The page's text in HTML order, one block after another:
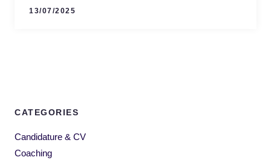
13/07/2025
CATEGORIES
Candidature & CV
Coaching